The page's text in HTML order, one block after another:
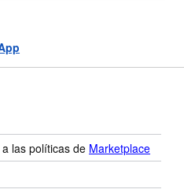
las políticas de Marketplace